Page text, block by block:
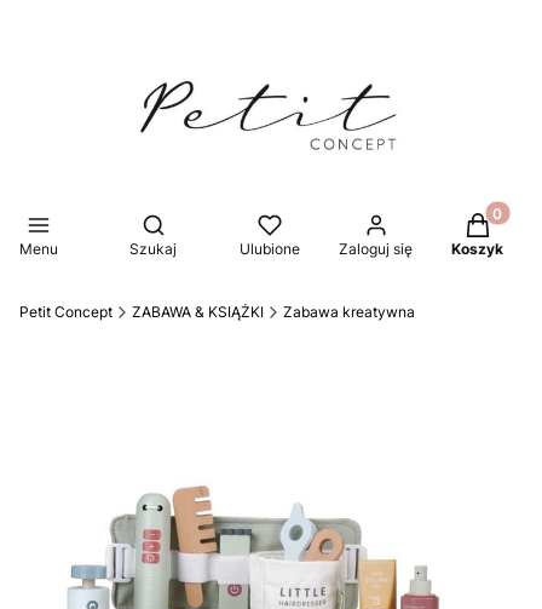
Menu
Otwórz wyszukiwarkę
Szukaj Ulubione Zaloguj się Koszyk
Petit Concept ZABAWA & KSIĄŻKI Zabawa kreatywna